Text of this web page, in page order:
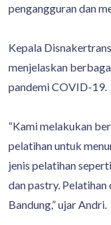
pengangguran dan
Kepala
menjelaskan
pandemi COVID-19.
“Kami melakukan
pelatihan untuk
jenis pelatihan
dan pastry.
Bandung,” ujar Andri.